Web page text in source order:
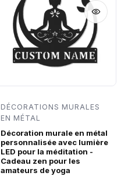
DÉCORATIONS MURALES
EN MÉTAL
Décoration murale en métal
personnalisée avec lumière
LED pour la méditation -
Cadeau zen pour les
amateurs de yoga